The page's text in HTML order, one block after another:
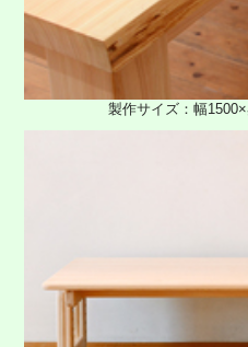
製作サイズ：幅